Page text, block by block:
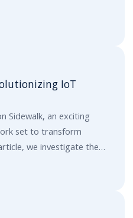
IoT
Sidewalk, an exciting
set to transform
we investigate the…